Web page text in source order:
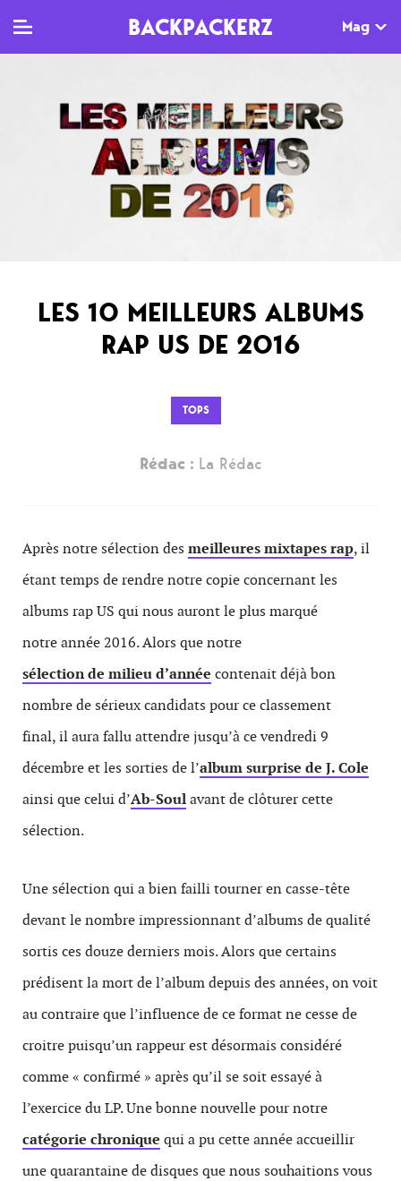
BACKPACKERZ Mag
TV MAG
Dossiers
Tops
Sorties
AGENDA
LES 10 MEILLEURS ALBUMS
RAP US DE 2016
TOPS
Rédac : La Rédac
Après notre sélection des meilleures mixtapes rap, il
étant temps de rendre notre copie concernant les
albums rap US qui nous auront le plus marqué
notre année 2016. Alors que notre
sélection de milieu d’année contenait déjà bon
nombre de sérieux candidats pour ce classement
final, il aura fallu attendre jusqu’à ce vendredi 9
décembre et les sorties de l’album surprise de J. Cole
ainsi que celui d’Ab-Soulavant de clôturer cette
sélection.
Une sélection qui a bien failli tourner en casse-tête
devant le nombre impressionnant d’albums de qualité
sortis ces douze derniers mois. Alors que certains
prédisent la mort de l’album depuis des années, on voit
au contraire que l’influence de ce format ne cesse de
croitre puisqu’un rappeur est désormais considéré
comme « confirmé » après qu’il se soit essayé à
l’exercice du LP. Une bonne nouvelle pour notre
catégorie chronique qui a pu cette année accueillir
une quarantaine de disques que nous souhaitions vous